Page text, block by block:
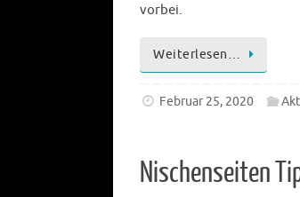
vorbei.
Weiterlesen…
Februar 25, 2020
Nischenseiten